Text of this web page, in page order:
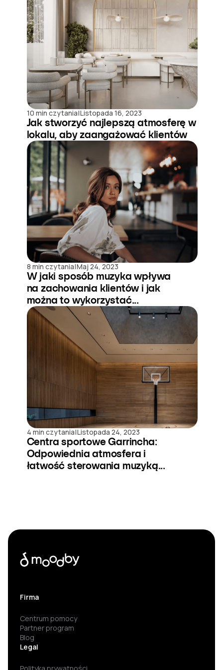
10 min czytania|Listopada 16, 2023
Jak stworzyć najlepszą atmosferę w
lokalu, aby zaangażować klientów
8 min czytania|Maj 24, 2023
W jaki sposób muzyka wpływa
na zachowania klientów i jak
można to wykorzystać...
4 min czytania|Listopada 24, 2023
Centra sportowe Garrincha:
Odpowiednia atmosfera i
łatwość sterowania muzyką...
Firma
Centrum pomocy
Partner program
Blog
Legal